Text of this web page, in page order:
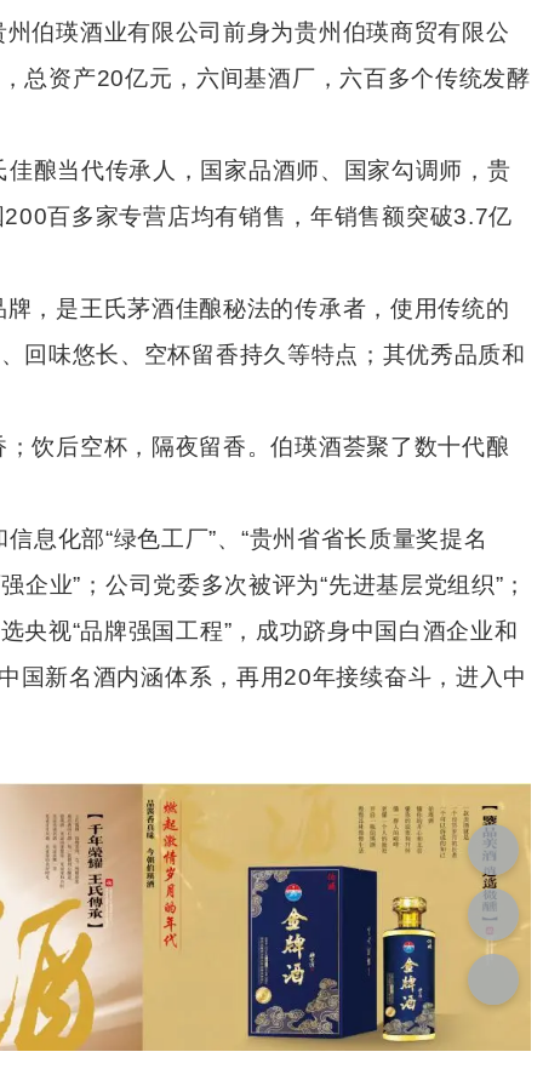
瑛酒业有限公司前身为贵州伯瑛商贸有限公
总资产20亿元，六间基酒厂，六百多个传统发酵
酿当代传承人，国家品酒师、国家勾调师，贵
百多家专营店均有销售，年销售额突破3.7亿
是王氏茅酒佳酿秘法的传承者，使用传统的
回味悠长、空杯留香持久等特点；其优秀品质和
后空杯，隔夜留香。伯瑛酒荟聚了数十代酿
化部“绿色工厂”、“贵州省省长质量奖提名
企业”；公司党委多次被评为“先进基层党组织”；
视“品牌强国工程”，成功跻身中国白酒企业和
国新名酒内涵体系，再用20年接续奋斗，进入中